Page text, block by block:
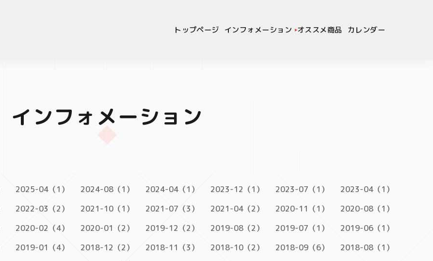
トップページ インフォメーション オススメ商品 カレンダー
インフォメーション
2025-04（1） 2024-08（1） 2024-04（1） 2023-12（1） 2023-07（1）
2023-04（1）
2022-03（2） 2021-10（1） 2021-07（3） 2021-04（2） 2020-11（1）
2020-08（1）
2020-02（4） 2020-01（2） 2019-12（2） 2019-08（2） 2019-07（1）
2019-06（1）
2019-01（4） 2018-12（2） 2018-11（3） 2018-10（2） 2018-09（6）
2018-08（1）